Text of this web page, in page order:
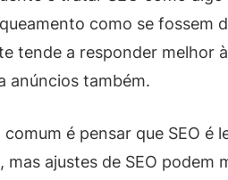
como se fossem
tende a responder melhor
anúncios também.
é pensar que SEO é
mas ajustes de SEO